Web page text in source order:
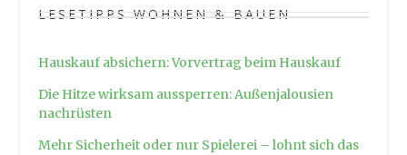
LESETIPPS WOHNEN & BAUEN
Hauskauf absichern: Vorvertrag beim Hauskauf
Die Hitze wirksam aussperren: Außenjalousien
nachrüsten
Mehr Sicherheit oder nur Spielerei – lohnt sich das